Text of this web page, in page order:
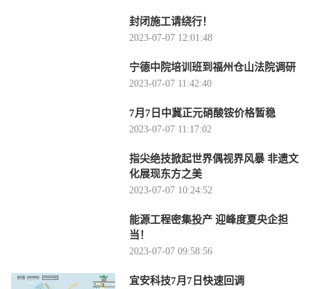
封闭施工请绕行！
2023-07-07 12:01:48
宁德中院培训班到福州仓山法院调研
2023-07-07 11:42:40
7月7日中冀正元硝酸铵价格暂稳
2023-07-07 11:17:02
指尖绝技掀起世界偶视界风暴 非遗文
化展现东方之美
2023-07-07 10:24:52
能源工程密集投产 迎峰度夏央企担
当！
2023-07-07 09:58:56
宜安科技7月7日快速回调